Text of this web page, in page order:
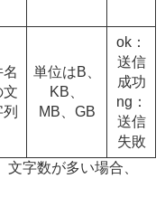
名
文
単位はB、
KB、
MB、GB
ok：
送信
成功
ng：
送信
失敗
字数が多い場合、